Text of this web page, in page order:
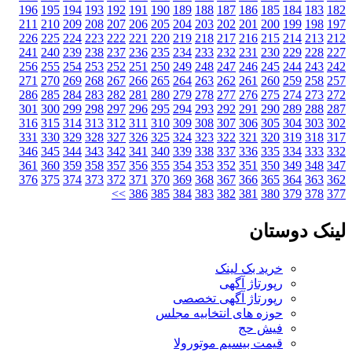
183
184
185
186
187
188
189
190
191
192
193
194
195
196
198
199
200
201
202
203
204
205
206
207
208
209
210
211
213
214
215
216
217
218
219
220
221
222
223
224
225
226
228
229
230
231
232
233
234
235
236
237
238
239
240
241
243
244
245
246
247
248
249
250
251
252
253
254
255
256
258
259
260
261
262
263
264
265
266
267
268
269
270
271
273
274
275
276
277
278
279
280
281
282
283
284
285
286
288
289
290
291
292
293
294
295
296
297
298
299
300
301
303
304
305
306
307
308
309
310
311
312
313
314
315
316
318
319
320
321
322
323
324
325
326
327
328
329
330
331
333
334
335
336
337
338
339
340
341
342
343
344
345
346
348
349
350
351
352
353
354
355
356
357
358
359
360
361
363
364
365
366
367
368
369
370
371
372
373
374
375
376
378
379
380
381
382
383
384
385
386
>>
دوستان
خرید بک لینک
رپورتاژ آگهی
رپورتاژ آگهی تخصصی
حوزه های انتخابیه مجلس
فیش حج
قیمت بیسیم موتورولا